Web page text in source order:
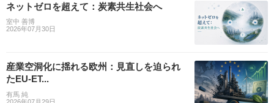
ネットゼロを超えて：炭素共生社会へ
室中 善博
2026年07月30日
産業空洞化に揺れる欧州：見直しを迫られ
たEU-ET...
有馬 純